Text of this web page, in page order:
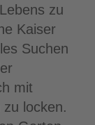
zu
Kaiser
Suchen
mit
locken.